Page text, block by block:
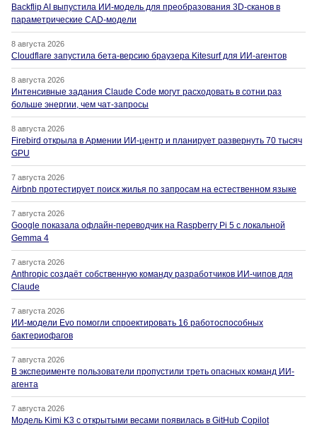
Backflip AI выпустила ИИ-модель для преобразования 3D-сканов в
параметрические CAD-модели
8 августа 2026
Cloudflare запустила бета-версию браузера Kitesurf для ИИ-агентов
8 августа 2026
Интенсивные задания Claude Code могут расходовать в сотни раз
больше энергии, чем чат-запросы
8 августа 2026
Firebird открыла в Армении ИИ-центр и планирует развернуть 70 тысяч
GPU
7 августа 2026
Airbnb протестирует поиск жилья по запросам на естественном языке
7 августа 2026
Google показала офлайн-переводчик на Raspberry Pi 5 с локальной
Gemma 4
7 августа 2026
Anthropic создаёт собственную команду разработчиков ИИ-чипов для
Claude
7 августа 2026
ИИ-модели Evo помогли спроектировать 16 работоспособных
бактериофагов
7 августа 2026
В эксперименте пользователи пропустили треть опасных команд ИИ-
агента
7 августа 2026
Модель Kimi K3 с открытыми весами появилась в GitHub Copilot